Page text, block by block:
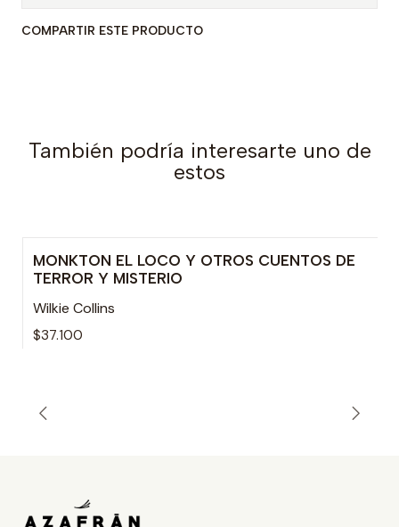
COMPARTIR ESTE PRODUCTO
También podría interesarte uno de
estos
MONKTON EL LOCO Y OTROS CUENTOS DE
TERROR Y MISTERIO
Wilkie Collins
$37.100